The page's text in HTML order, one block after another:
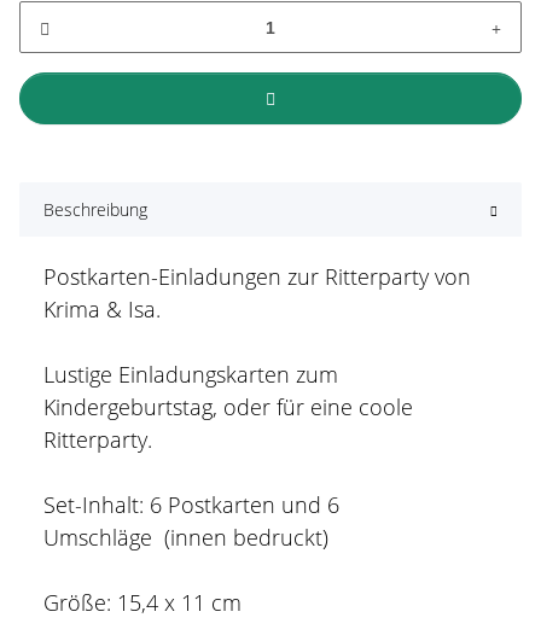
Beschreibung
Postkarten-Einladungen zur Ritterparty von
Krima & Isa.
Lustige Einladungskarten zum
Kindergeburtstag, oder für eine coole
Ritterparty.
Set-Inhalt: 6 Postkarten und 6
Umschläge (innen bedruckt)
Größe: 15,4 x 11 cm